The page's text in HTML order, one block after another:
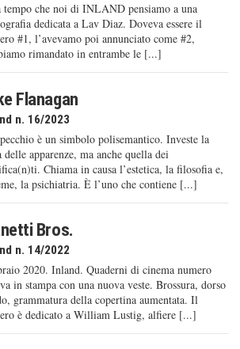
tempo che noi di INLAND pensiamo a una
dedicata a Lav Diaz. Doveva essere il
#1, l’avevamo poi annunciato come #2,
rimandato in entrambe le [...]
Flanagan
n. 16/2023
è un simbolo polisemantico. Investe la
delle apparenze, ma anche quella dei
Chiama in causa l’estetica, la filosofia e,
la psichiatria. È l’uno che contiene [...]
Bros.
n. 14/2022
2020. Inland. Quaderni di cinema numero
in stampa con una nuova veste. Brossura, dorso
grammatura della copertina aumentata. Il
è dedicato a William Lustig, alfiere [...]